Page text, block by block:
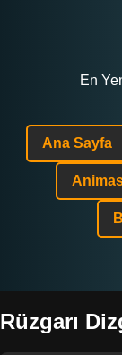
En
Ana Sayfa
Rüzgarı